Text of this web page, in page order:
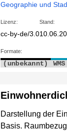
Geographie und
Lizenz:
cc-by-de/3.0
Stand:
Formate:
(unbekannt) WMS
Darstellung der
Basis.